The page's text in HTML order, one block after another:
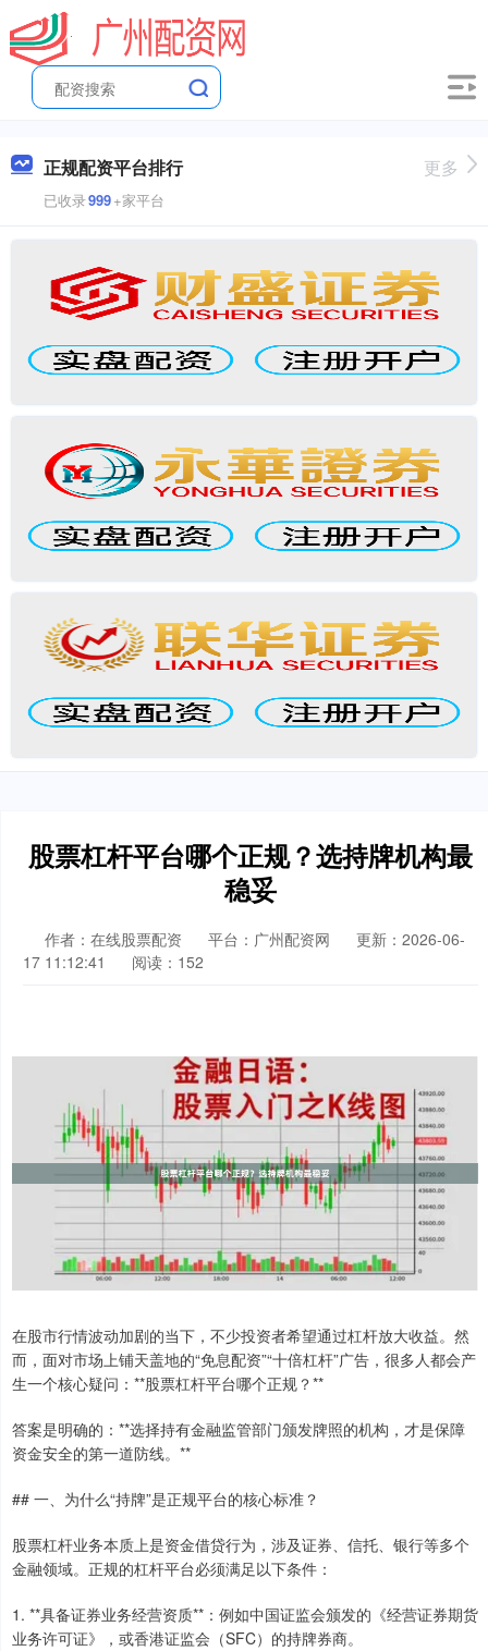
正规配资平台排行
已收录999+家平台
更多
股票杠杆平台哪个正规？选持牌机构最
稳妥
作者：在线股票配资 平台：广州配资网
更新：2026-06-
17 11:12:41
阅读：152
在股市行情波动加剧的当下，不少投资者希望通过杠杆放大收益。然
而，面对市场上铺天盖地的“免息配资”“十倍杠杆”广告，很多人都会产
生一个核心疑问：**股票杠杆平台哪个正规？**
答案是明确的：**选择持有金融监管部门颁发牌照的机构，才是保障
资金安全的第一道防线。**
## 一、为什么“持牌”是正规平台的核心标准？
股票杠杆业务本质上是资金借贷行为，涉及证券、信托、银行等多个
金融领域。正规的杠杆平台必须满足以下条件：
1. **具备证券业务经营资质**：例如中国证监会颁发的《经营证券期货
业务许可证》，或香港证监会（SFC）的持牌券商。